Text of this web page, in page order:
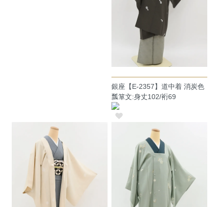
銀座【E-2357】道中着 消炭色
瓢箪文:身丈102/裄69